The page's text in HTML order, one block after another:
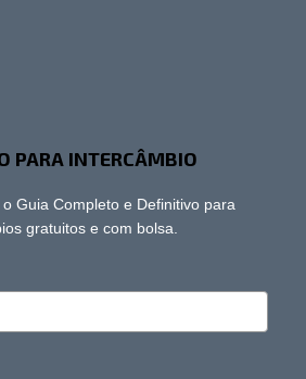
PARA INTERCÂMBIO
Guia Completo e Definitivo para
gratuitos e com bolsa.